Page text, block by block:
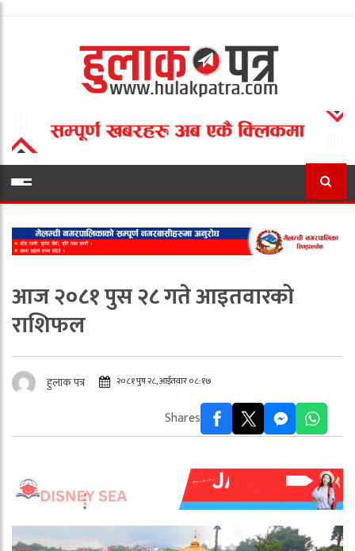
आज २०८१ पुस २८ गते आइतवारको
राशिफल
हुलाक पत्र २०८१ पुष २८, आईतवार ०८:१७
Shares